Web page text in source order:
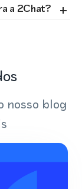
a 2Chat? +
nosso blog